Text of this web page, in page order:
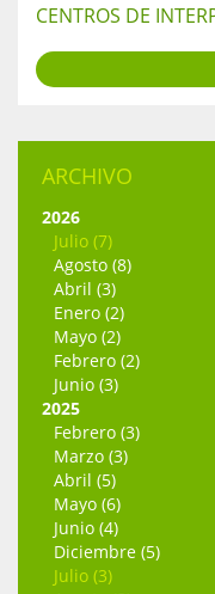
CENTROS DE
ARCHIVO
2026
Julio (7)
Agosto (8)
Abril (3)
Enero (2)
Mayo (2)
Febrero (2)
Junio (3)
2025
Febrero (3)
Marzo (3)
Abril (5)
Mayo (6)
Junio (4)
Diciembre (5)
Julio (3)